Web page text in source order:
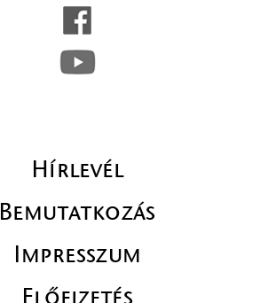
Hírlevél
Bemutatkozás
Impresszum
Előfizetés